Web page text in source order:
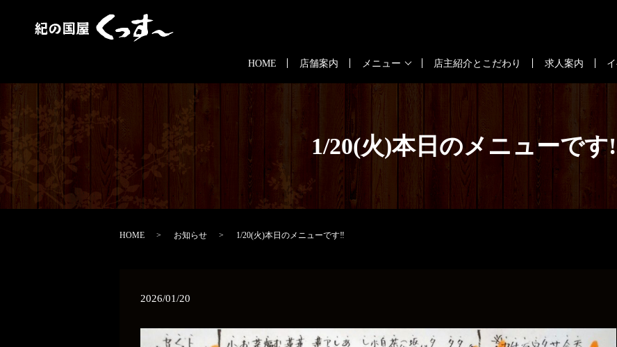
HOME 店舗案内 メニュー 店主紹介とこだわり 求人案内
1/20(火)本日のメニューです
HOME お知らせ 1/20(火)本日のメニューです‼️
2026/01/20